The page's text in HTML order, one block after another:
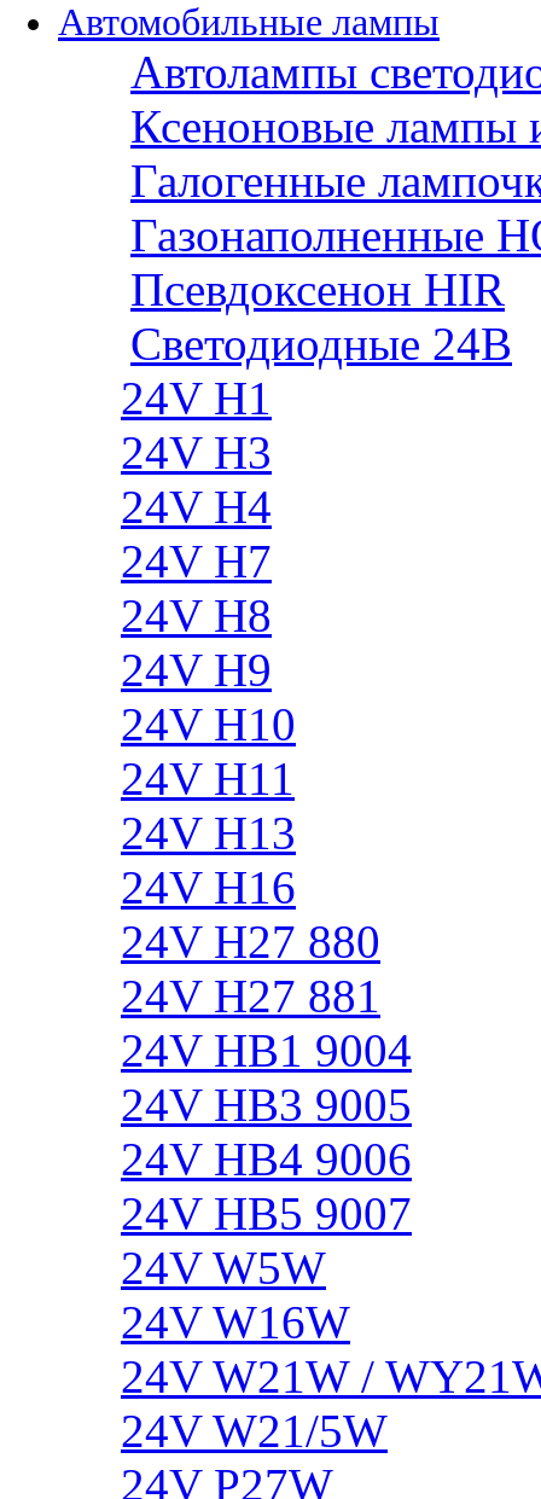
Автомобильные лампы
Автолампы
Ксеноновые лампы
Галогенные
Газонаполненные
Псевдоксенон HIR
Cветодиодные 24B
24V H1
24V H3
24V H4
24V H7
24V H8
24V H9
24V H10
24V H11
24V H13
24V H16
24V H27 880
24V H27 881
24V HB1 9004
24V HB3 9005
24V HB4 9006
24V HB5 9007
24V W5W
24V W16W
24V W21W /
24V W21/5W
24V P27W